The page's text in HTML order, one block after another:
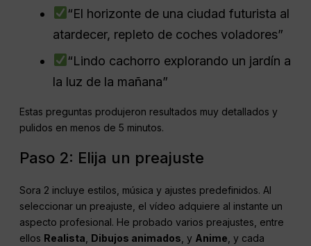
“El horizonte de una ciudad futurista al
atardecer, repleto de coches voladores”
“Lindo cachorro explorando un jardín a
la luz de la mañana”
Estas preguntas produjeron resultados muy detallados y
pulidos en menos de 5 minutos.
Paso 2: Elija un preajuste
Sora 2 incluye estilos, música y ajustes predefinidos. Al
seleccionar un preajuste, el vídeo adquiere al instante un
aspecto profesional. He probado varios preajustes, entre
ellos Realista Dibujos animados , y Anime , y cada